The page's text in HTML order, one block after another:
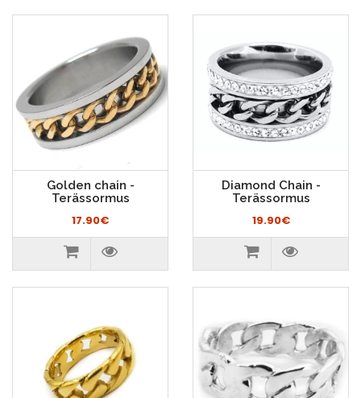
Golden chain -
Terässormus
17.90€
Diamond Chain -
Terässormus
19.90€